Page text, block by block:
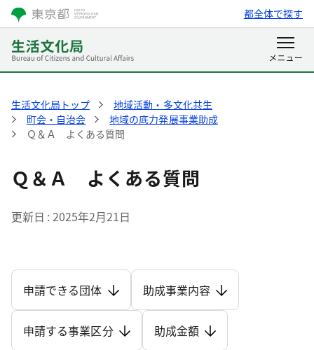
都全体で探す
生活文化局トップ
地域活動・多文化共生
町会・自治会
地域の底力発展事業助成
Ｑ＆Ａ よくある質問
Ｑ＆Ａ よくある質問
更新日 2025年2月21日
申請できる団体 助成事業内容
申請する事業区分 助成金額